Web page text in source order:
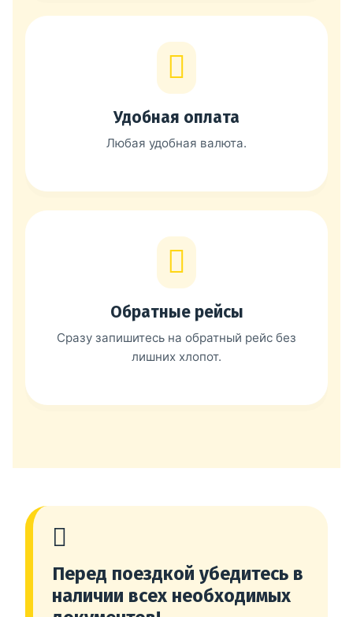
Удобная оплата
Любая удобная валюта.
Обратные рейсы
Сразу запишитесь на обратный рейс без
лишних хлопот.
Перед поездкой убедитесь в
наличии всех необходимых